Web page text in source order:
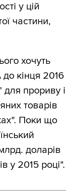
у цій
частини,
хочуть
до кінця 2016
для прориву і
товарів
Поки що
доларів
у 2015 році".